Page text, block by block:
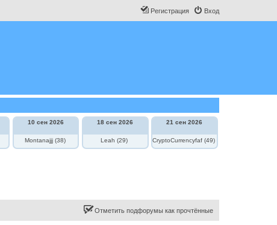
Вход
Регистрация
10 сен 2026
Montanajjj (38)
18 сен 2026
Leah (29)
21 сен 2026
CryptoCurrencyfaf (49)
Отметить подфорумы как прочтённые